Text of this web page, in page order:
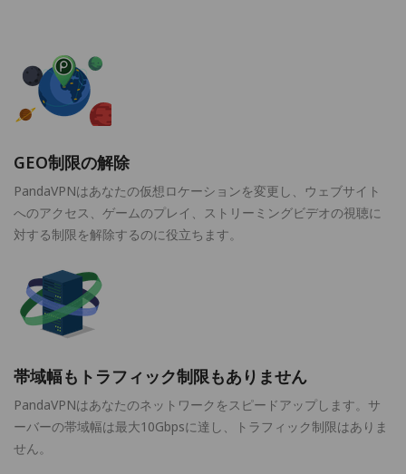
GEO制限の解除
PandaVPNはあなたの仮想ロケーションを変更し、ウェブサイト
へのアクセス、ゲームのプレイ、ストリーミングビデオの視聴に
対する制限を解除するのに役立ちます。
帯域幅もトラフィック制限もありません
PandaVPNはあなたのネットワークをスピードアップします。サ
ーバーの帯域幅は最大10Gbpsに達し、トラフィック制限はありま
せん。